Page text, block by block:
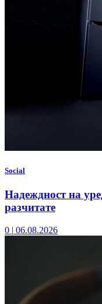
Social
Надеждност на
разчитате
0 | 06.08.2026